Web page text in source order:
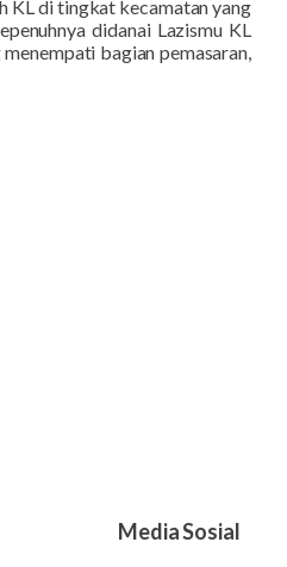
KL di tingkat kecamatan yang
didanai Lazismu KL
bagian pemasaran,
Media Sosial